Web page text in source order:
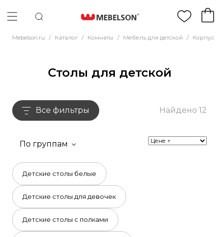
Mebelson.ru / Каталог / Комнаты / Мебель для детской /
Столы для детской
Все фильтры Найдено 12
По группам
Детские столы белые
Детские столы для девочек
Детские столы с полками